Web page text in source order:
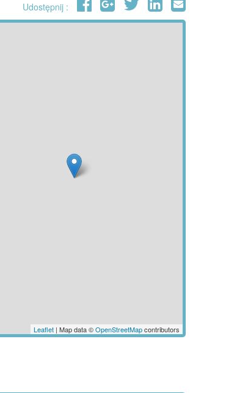
Udostępnij :
Leaflet | Map data ©OpenStreetMapcontributors